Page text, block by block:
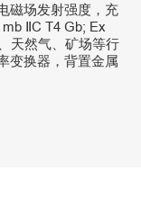
磁场发射强度，充
ⅡC T4 Gb; Ex
天然气、矿场等行
变换器，背置金属